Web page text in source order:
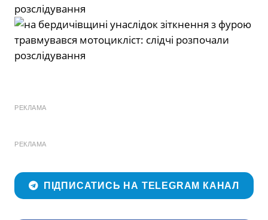
РЕКЛАМА
РЕКЛАМА
ПІДПИСАТИСЬ НА TELEGRAM КАНАЛ